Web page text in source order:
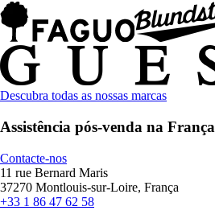
Descubra todas as nossas marcas
Assistência pós-venda na França
Contacte-nos
11 rue Bernard Maris
37270 Montlouis-sur-Loire, França
+33 1 86 47 62 58